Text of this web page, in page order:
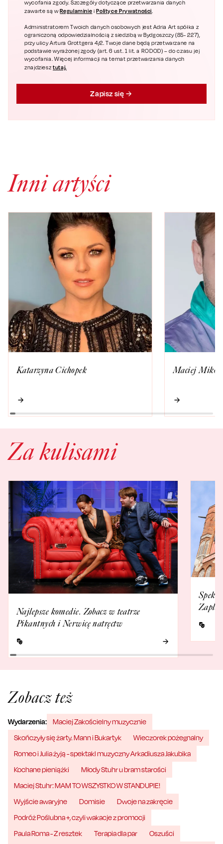
wycofania zgody. Szczegóły dotyczące przetwarzania danych
zawarte są wRegulaminie iPolityce Prywatności.
Administratorem Twoich danych osobowych jest Adria Art spółka z
ograniczoną odpowiedzialnością z siedzibą w Bydgoszczy (85- 227),
przy ulicy Artura Grottgera 4/2. Twoje dane będą przetwarzane na
podstawie wyrażonej zgody (art. 6 ust. 1 lit. a RODOD) – do czasu jej
wycofania. Więcej informacji na temat przetwarzania danych
znajdziesztutaj.
Zapisz się
Inni artyści
Katarzyna Cichopek Maciej
Za kulisami
Najlepsze komedie. Zobacz w teatrze
Pikantnych i Nerwicę natręctw
Zobacz też
Wydarzenia:
Maciej Zakościelny muzycznie
Skończyły się żarty. Mann i Bukartyk
Wieczorek pożegnalny
Romeo i Julia żyją - spektakl muzyczny Arkadiusza Jakubika
Kochane pieniążki
Młody Stuhr u bram starości
Maciej Stuhr: MAM TO WSZYSTKO W STANDUPIE!
Wyjście awaryjne
Domisie
Dwoje na zakręcie
Podróż Poślubna +, czyli wakacje z promocji
Paula Roma - Z resztek
Terapia dla par Oszuści